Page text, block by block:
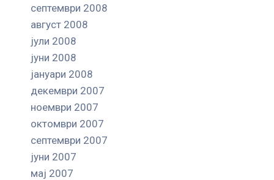
септември 2008
август 2008
јули 2008
јуни 2008
јануари 2008
декември 2007
ноември 2007
октомври 2007
септември 2007
јуни 2007
мај 2007